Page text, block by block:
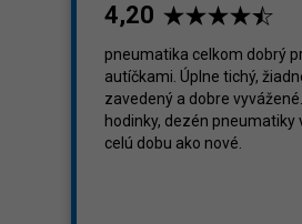
4,20
pneumatika celkom dobrý
autíčkami. Úplne tichý,
zavedený a dobre
hodinky, dezén pneumatiky
celú dobu ako nové.